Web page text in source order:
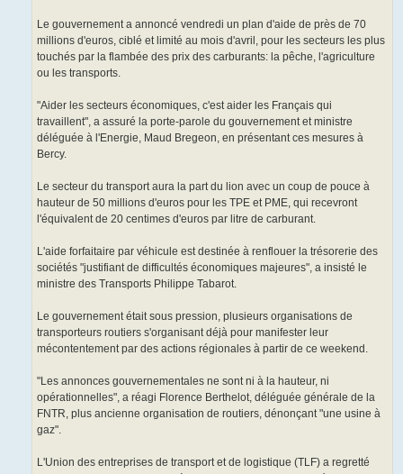
Le gouvernement a annoncé vendredi un plan d'aide de près de 70
millions d'euros, ciblé et limité au mois d'avril, pour les secteurs les plus
touchés par la flambée des prix des carburants: la pêche, l'agriculture
ou les transports.
"Aider les secteurs économiques, c'est aider les Français qui
travaillent", a assuré la porte-parole du gouvernement et ministre
déléguée à l'Energie, Maud Bregeon, en présentant ces mesures à
Bercy.
Le secteur du transport aura la part du lion avec un coup de pouce à
hauteur de 50 millions d'euros pour les TPE et PME, qui recevront
l'équivalent de 20 centimes d'euros par litre de carburant.
L'aide forfaitaire par véhicule est destinée à renflouer la trésorerie des
sociétés "justifiant de difficultés économiques majeures", a insisté le
ministre des Transports Philippe Tabarot.
Le gouvernement était sous pression, plusieurs organisations de
transporteurs routiers s'organisant déjà pour manifester leur
mécontentement par des actions régionales à partir de ce weekend.
"Les annonces gouvernementales ne sont ni à la hauteur, ni
opérationnelles", a réagi Florence Berthelot, déléguée générale de la
FNTR, plus ancienne organisation de routiers, dénonçant "une usine à
gaz".
L'Union des entreprises de transport et de logistique (TLF) a regretté